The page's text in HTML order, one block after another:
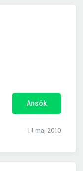
Ansök
11 maj 2010